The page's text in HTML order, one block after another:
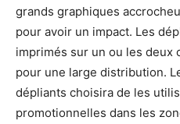
grands graphiques
pour avoir un impact. Les
imprimés sur un ou les deux
pour une large distribution.
dépliants choisira de les
promotionnelles dans les